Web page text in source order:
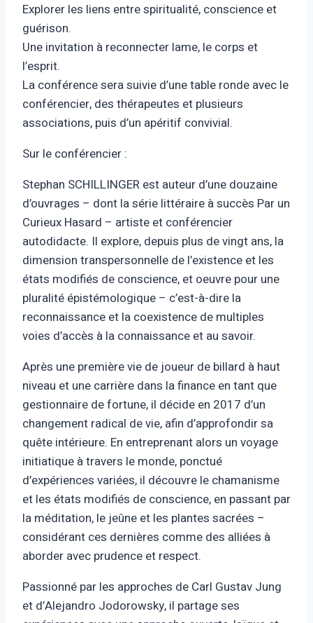
Explorer les liens entre spiritualité, conscience et
guérison.
Une invitation à reconnecter lame, le corps et
l’esprit.
La conférence sera suivie d’une table ronde avec le
conférencier, des thérapeutes et plusieurs
associations, puis d’un apéritif convivial.
Sur le conférencier :
Stephan SCHILLINGER est auteur d’une douzaine
d’ouvrages – dont la série littéraire à succès Par un
Curieux Hasard – artiste et conférencier
autodidacte. Il explore, depuis plus de vingt ans, la
dimension transpersonnelle de l’existence et les
états modifiés de conscience, et oeuvre pour une
pluralité épistémologique – c’est-à-dire la
reconnaissance et la coexistence de multiples
voies d’accès à la connaissance et au savoir.
Après une première vie de joueur de billard à haut
niveau et une carrière dans la finance en tant que
gestionnaire de fortune, il décide en 2017 d’un
changement radical de vie, afin d’approfondir sa
quête intérieure. En entreprenant alors un voyage
initiatique à travers le monde, ponctué
d’expériences variées, il découvre le chamanisme
et les états modifiés de conscience, en passant par
la méditation, le jeûne et les plantes sacrées –
considérant ces dernières comme des alliées à
aborder avec prudence et respect.
Passionné par les approches de Carl Gustav Jung
et d’Alejandro Jodorowsky, il partage ses